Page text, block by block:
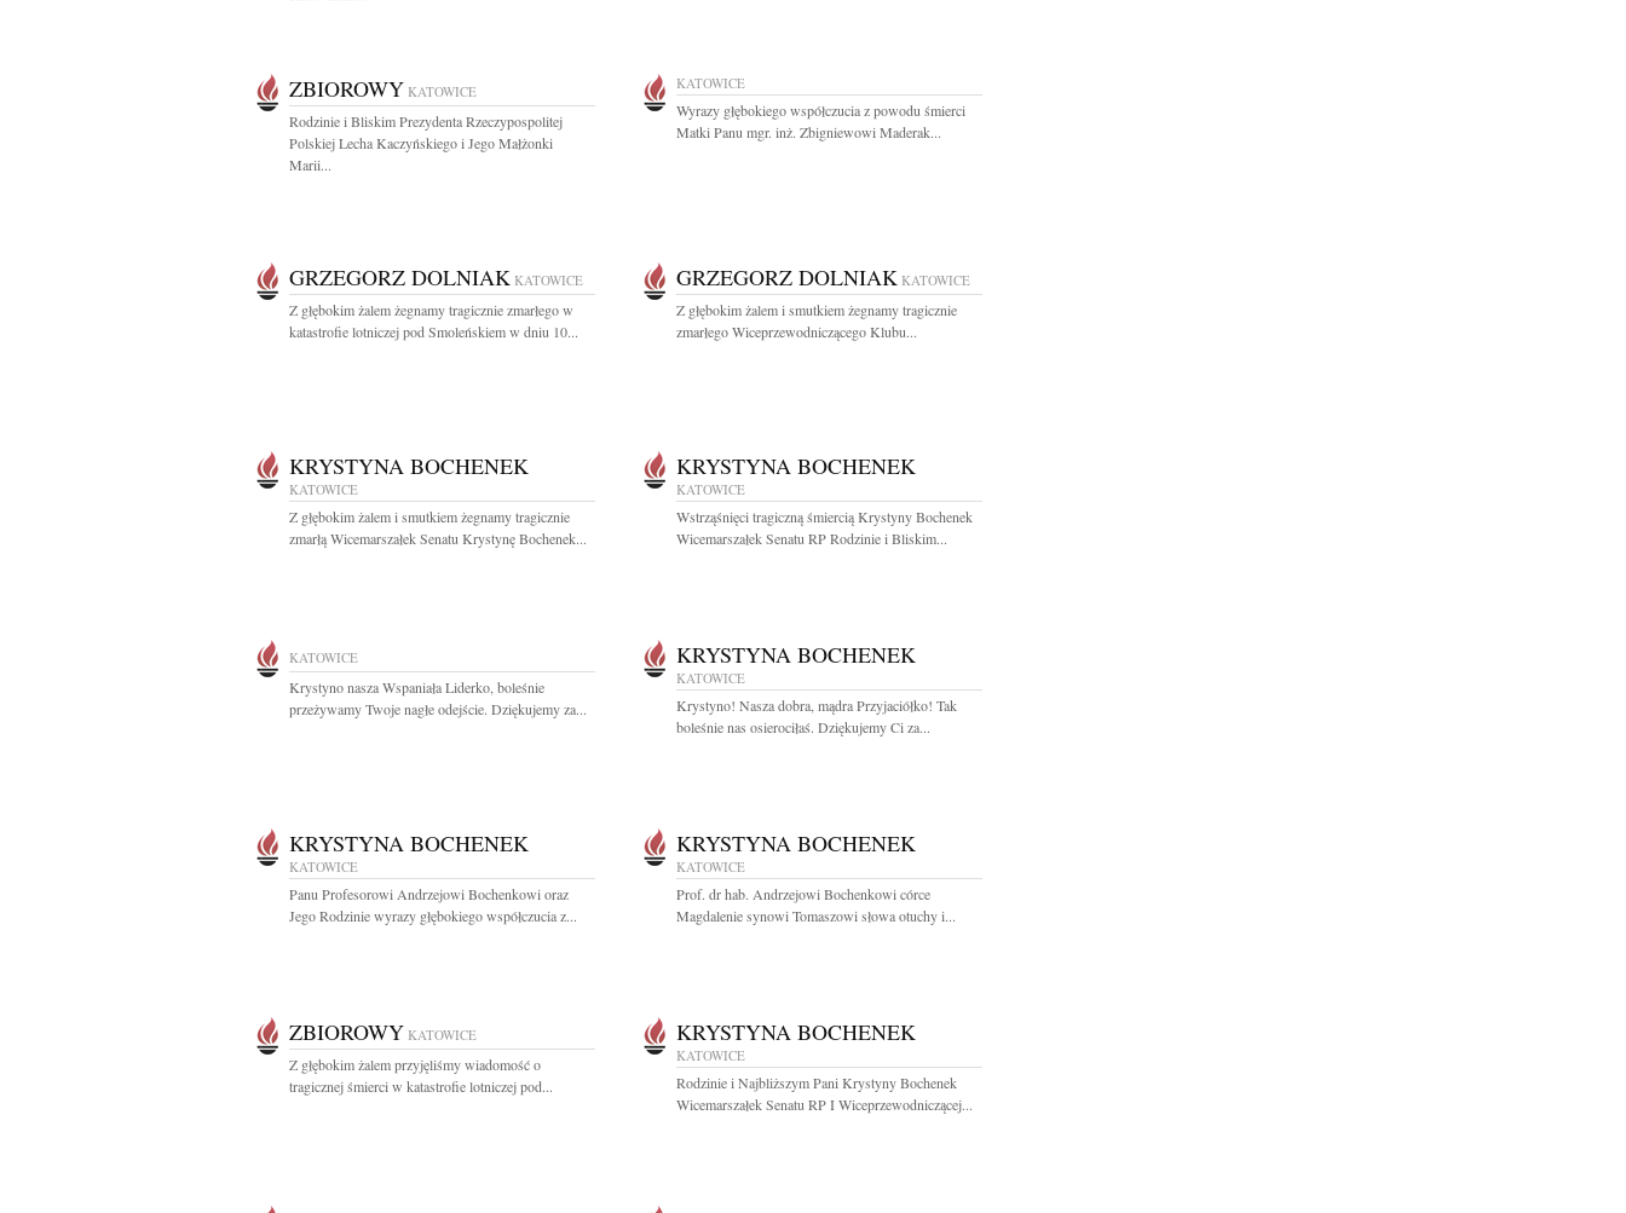
ZBIOROWY KATOWICE
Rodzinie i Bliskim Prezydenta Rzeczypospolitej
Polskiej Lecha Kaczyńskiego i Jego Małżonki
Marii...
KATOWICE
Wyrazy głębokiego współczucia z powodu śmierci
Matki Panu mgr. inż. Zbigniewowi Maderak...
GRZEGORZ DOLNIAK KATOWICE
Z głębokim żalem żegnamy tragicznie zmarłego w
katastrofie lotniczej pod Smoleńskiem w dniu 10...
GRZEGORZ DOLNIAK KATOWICE
Z głębokim żalem i smutkiem żegnamy tragicznie
zmarłego Wiceprzewodniczącego Klubu...
KRYSTYNA BOCHENEK
KATOWICE
Z głębokim żalem i smutkiem żegnamy tragicznie
zmarłą Wicemarszałek Senatu Krystynę Bochenek...
KRYSTYNA BOCHENEK
KATOWICE
Wstrząśnięci tragiczną śmiercią Krystyny Bochenek
Wicemarszałek Senatu RP Rodzinie i Bliskim...
KATOWICE
Krystyno nasza Wspaniała Liderko, boleśnie
przeżywamy Twoje nagłe odejście. Dziękujemy za...
KRYSTYNA BOCHENEK
KATOWICE
Krystyno! Nasza dobra, mądra Przyjaciółko! Tak
boleśnie nas osierociłaś. Dziękujemy Ci za...
KRYSTYNA BOCHENEK
KATOWICE
Panu Profesorowi Andrzejowi Bochenkowi oraz
Jego Rodzinie wyrazy głębokiego współczucia z...
KRYSTYNA BOCHENEK
KATOWICE
Prof. dr hab. Andrzejowi Bochenkowi córce
Magdalenie synowi Tomaszowi słowa otuchy i...
ZBIOROWY KATOWICE
Z głębokim żalem przyjęliśmy wiadomość o
tragicznej śmierci w katastrofie lotniczej pod...
KRYSTYNA BOCHENEK
KATOWICE
Rodzinie i Najbliższym Pani Krystyny Bochenek
Wicemarszałek Senatu RP I Wiceprzewodniczącej...